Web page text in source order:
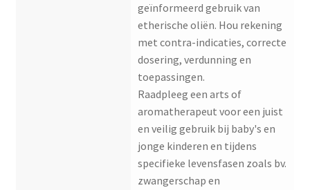
geïnformeerd gebruik van
etherische oliën. Hou rekening
met contra-indicaties, correcte
dosering, verdunning en
toepassingen.
Raadpleeg een arts of
aromatherapeut voor een juist
en veilig gebruik bij baby's en
jonge kinderen en tijdens
specifieke levensfasen zoals bv.
zwangerschap en